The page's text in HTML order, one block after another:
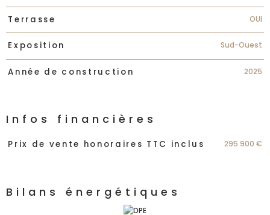
Terrasse OUI
Exposition Sud-Ouest
Année de construction 2025
Infos financières
Caractéristiques Valeurs
Prix de vente honoraires TTC inclus 295 900 €
Bilans énergétiques